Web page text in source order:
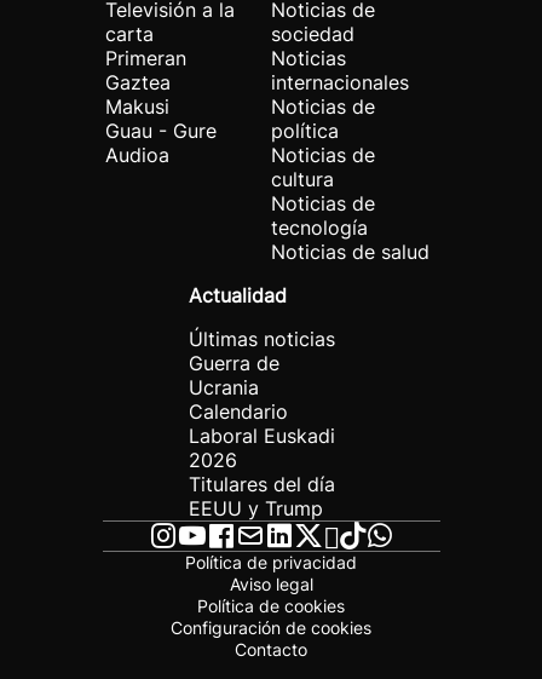
Televisión a la
carta
Primeran
Gaztea
Makusi
Guau - Gure
Audioa
Noticias de
sociedad
Noticias
internacionales
Noticias de
política
Noticias de
cultura
Noticias de
tecnología
Noticias de salud
Actualidad
Últimas noticias
Guerra de
Ucrania
Calendario
Laboral Euskadi
2026
Titulares del día
EEUU y Trump
Política de privacidad
Aviso legal
Política de cookies
Configuración de cookies
Contacto